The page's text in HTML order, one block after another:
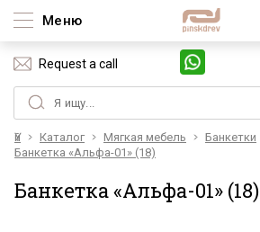
Меню
Request a call
Үй Каталог Мягкая мебель
Банкетки
Банкетка «Альфа-01» (18)
Банкетка «Альфа-01» (18)